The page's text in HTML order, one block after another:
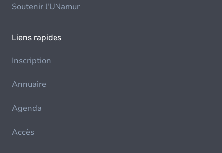
Soutenir l'UNamur
Liens rapides
Inscription
Annuaire
Agenda
Accès